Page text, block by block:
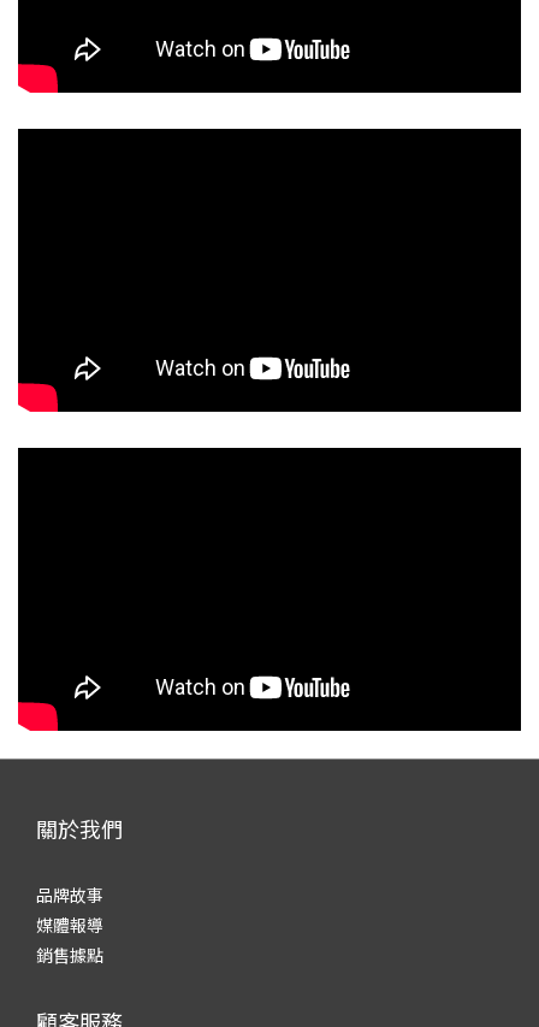
關於我們
品牌故事
媒體報導
銷售據點